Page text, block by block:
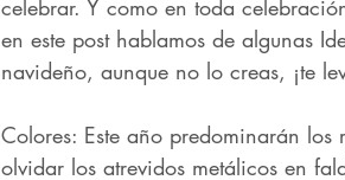
celebrar. Y como en toda
en este post hablamos de algunas
navideño, aunque no lo creas, ¡te
Colores: Este año predominarán los
olvidar los atrevidos metálicos en